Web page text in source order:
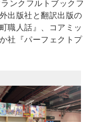
ンクフルトブックフ
出版社と翻訳出版の
職人話』、コアミッ
社『パーフェクトプ